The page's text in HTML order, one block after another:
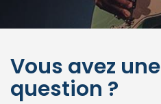
Vous avez une
question ?